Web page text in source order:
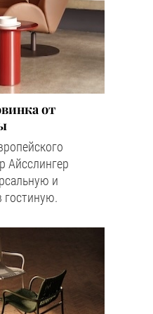
от
Айсслингер
и
гостиную.